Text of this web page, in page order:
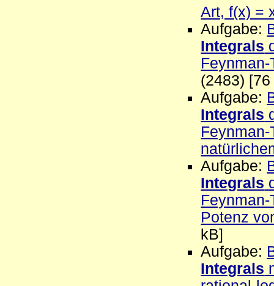
Art, f(x) =
Aufgabe:
Integrals
(2483)
Aufgabe:
Integrals
Aufgabe:
Integrals
Potenz
kB]
Aufgabe:
Integrals